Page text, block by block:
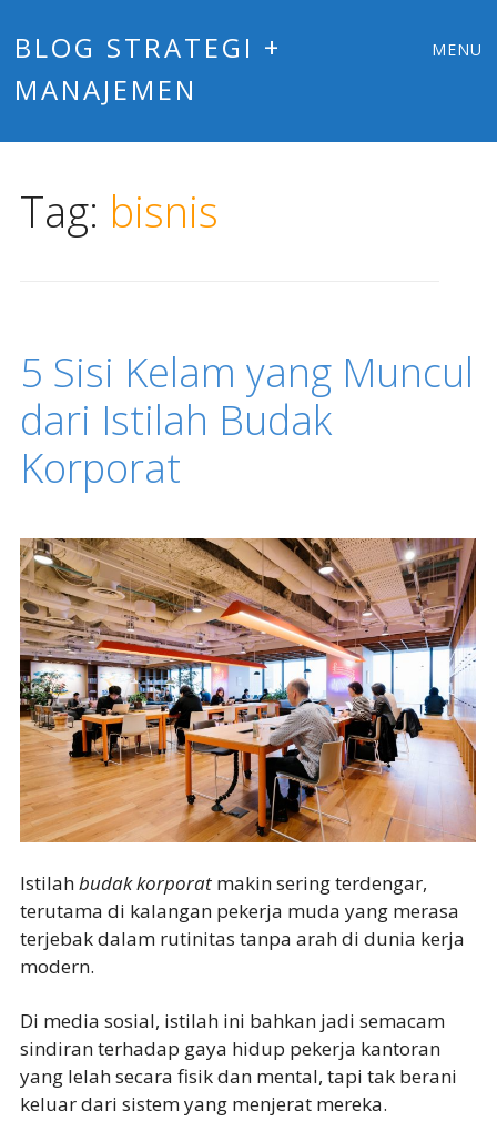
BLOG STRATEGI +
MANAJEMEN
MENU
Tag: bisnis
5 Sisi Kelam yang Muncul
dari Istilah Budak
Korporat
Istilahbudak korporatmakin sering terdengar,
terutama di kalangan pekerja muda yang merasa
terjebak dalam rutinitas tanpa arah di dunia kerja
modern.
Di media sosial, istilah ini bahkan jadi semacam
sindiran terhadap gaya hidup pekerja kantoran
yang lelah secara fisik dan mental, tapi tak berani
keluar dari sistem yang menjerat mereka.